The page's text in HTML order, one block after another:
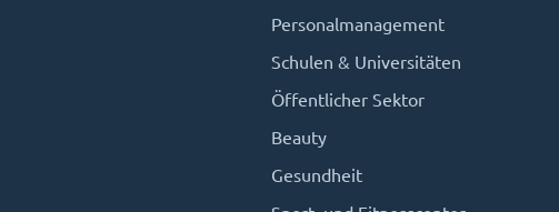
Personalmanagement
Schulen & Universitäten
Öffentlicher Sektor
Beauty
Gesundheit